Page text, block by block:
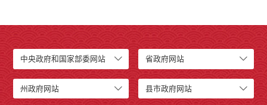
中央政府和国家部委网站 省政府网站
州政府网站 县市政府网站